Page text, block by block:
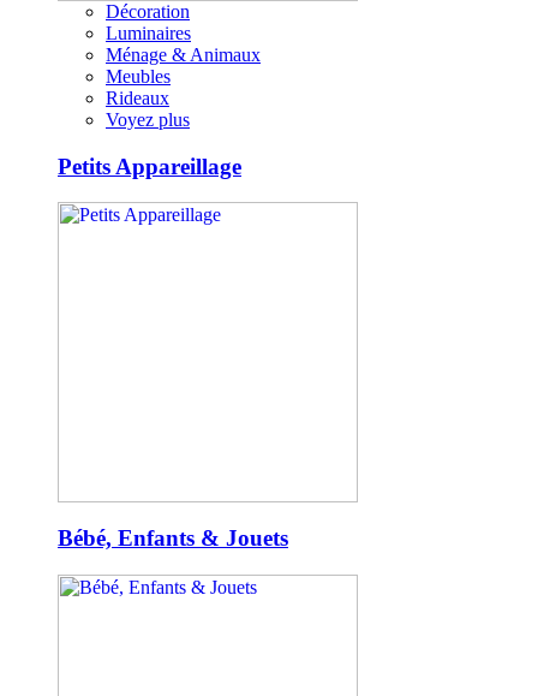
Décoration
Luminaires
Ménage & Animaux
Meubles
Rideaux
Voyez plus
Petits Appareillage
Bébé, Enfants & Jouets